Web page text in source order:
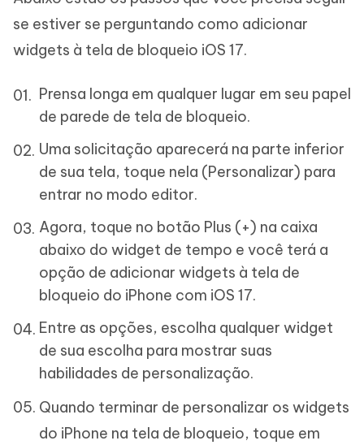
se estiver se perguntando como adicionar
widgets à tela de bloqueio iOS 17.
Prensa longa em qualquer lugar em seu papel
de parede de tela de bloqueio.
Uma solicitação aparecerá na parte inferior
de sua tela, toque nela (Personalizar) para
entrar no modo editor.
Agora, toque no botão Plus (+) na caixa
abaixo do widget de tempo e você terá a
opção de adicionar widgets à tela de
bloqueio do iPhone com iOS 17.
Entre as opções, escolha qualquer widget
de sua escolha para mostrar suas
habilidades de personalização.
Quando terminar de personalizar os widgets
do iPhone na tela de bloqueio, toque em